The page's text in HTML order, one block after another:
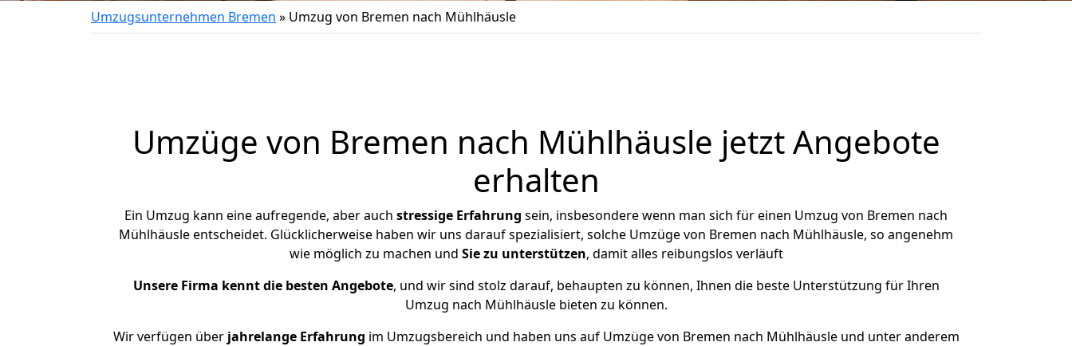
Umzugsunternehmen Bremen » Umzug von Bremen nach Mühlhäusle
Umzüge von Bremen nach Mühlhäusle jetzt Angebote
erhalten
Ein Umzug kann eine aufregende, aber auch stressige Erfahrung sein, insbesondere wenn man sich für einen Umzug von Bremen nach
Mühlhäusle entscheidet. Glücklicherweise haben wir uns darauf spezialisiert, solche Umzüge von Bremen nach Mühlhäusle, so angenehm
wie möglich zu machen und Sie zu unterstützen, damit alles reibungslos verläuft
Unsere Firma kennt die besten Angebote, und wir sind stolz darauf, behaupten zu können, Ihnen die beste Unterstützung für Ihren
Umzug nach Mühlhäusle bieten zu können.
Wir verfügen überjahrelange Erfahrung im Umzugsbereich und haben uns auf Umzüge von Bremen nach Mühlhäusle und unter anderem